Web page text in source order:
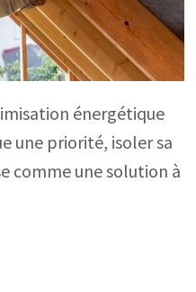
même
pour
un
énergétique
une priorité, isoler sa
comme une solution à